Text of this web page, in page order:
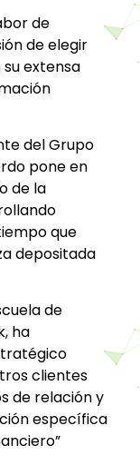
de
de elegir
su extensa
del Grupo
pone en
de la
que
depositada
de
ha
clientes
de relación y
específica